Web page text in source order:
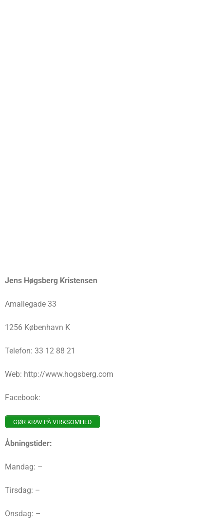
Jens Høgsberg Kristensen
Amaliegade 33
1256 København K
Telefon: 33 12 88 21
Web: http://www.hogsberg.com
Facebook:
GØR KRAV PÅ VIRKSOMHED
Åbningstider:
Mandag: –
Tirsdag: –
Onsdag: –